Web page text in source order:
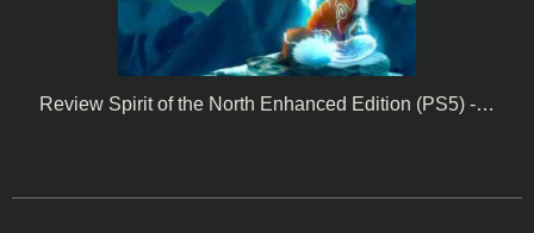
Review Spirit of the North Enhanced Edition (PS5) -…